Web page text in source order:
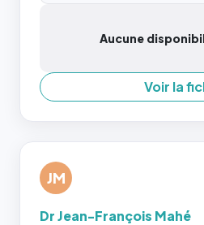
Aucune
Voir la
JM
Dr Jean-François Mahé